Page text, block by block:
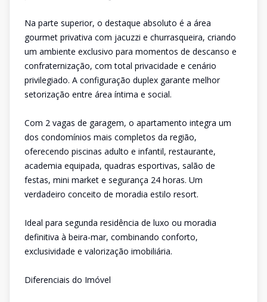
Na parte superior, o destaque absoluto é a área
gourmet privativa com jacuzzi e churrasqueira, criando
um ambiente exclusivo para momentos de descanso e
confraternização, com total privacidade e cenário
privilegiado. A configuração duplex garante melhor
setorização entre área íntima e social.
Com 2 vagas de garagem, o apartamento integra um
dos condomínios mais completos da região,
oferecendo piscinas adulto e infantil, restaurante,
academia equipada, quadras esportivas, salão de
festas, mini market e segurança 24 horas. Um
verdadeiro conceito de moradia estilo resort.
Ideal para segunda residência de luxo ou moradia
definitiva à beira-mar, combinando conforto,
exclusividade e valorização imobiliária.
Diferenciais do Imóvel